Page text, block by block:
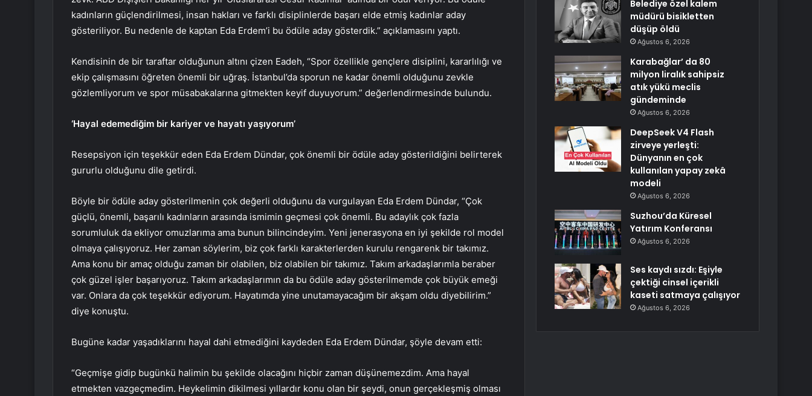
kadınların güçlendirilmesi, insan hakları ve farklı disiplinlerde başarı elde etmiş kadınlar aday
gösteriliyor. Bu nedenle de kaptan Eda Erdem’i bu ödüle aday gösterdik.” açıklamasını yaptı.
Kendisinin de bir taraftar olduğunun altını çizen Eadeh, “Spor özellikle gençlere disiplini, kararlılığı ve
ekip çalışmasını öğreten önemli bir uğraş. İstanbul’da sporun ne kadar önemli olduğunu zevkle
gözlemliyorum ve spor müsabakalarına gitmekten keyif duyuyorum.” değerlendirmesinde bulundu.
‘Hayal edemediğim bir kariyer ve hayatı yaşıyorum’
Resepsiyon için teşekkür eden Eda Erdem Dündar, çok önemli bir ödüle aday gösterildiğini belirterek
gururlu olduğunu dile getirdi.
Böyle bir ödüle aday gösterilmenin çok değerli olduğunu da vurgulayan Eda Erdem Dündar, “Çok
güçlü, önemli, başarılı kadınların arasında ismimin geçmesi çok önemli. Bu adaylık çok fazla
sorumluluk da ekliyor omuzlarıma ama bunun bilincindeyim. Yeni jenerasyona en iyi şekilde rol model
olmaya çalışıyoruz. Her zaman söylerim, biz çok farklı karakterlerden kurulu rengarenk bir takımız.
Ama konu bir amaç olduğu zaman bir olabilen, biz olabilen bir takımız. Takım arkadaşlarımla beraber
çok güzel işler başarıyoruz. Takım arkadaşlarımın da bu ödüle aday gösterilmemde çok büyük emeği
var. Onlara da çok teşekkür ediyorum. Hayatımda yine unutamayacağım bir akşam oldu diyebilirim.”
diye konuştu.
Bugüne kadar yaşadıklarını hayal dahi etmediğini kaydeden Eda Erdem Dündar, şöyle devam etti:
“Geçmişe gidip bugünkü halimin bu şekilde olacağını hiçbir zaman düşünemezdim. Ama hayal
etmekten vazgeçmedim. Heykelimin dikilmesi yıllardır konu olan bir şeydi, onun gerçekleşmiş olması
Belediye özel kalem
müdürü bisikletten
düşüp öldü
Ağustos 6, 2026
Karabağlar’ da 80
milyon liralık sahipsiz
atık yükü meclis
gündeminde
Ağustos 6, 2026
DeepSeek V4 Flash
zirveye yerleşti:
Dünyanın en çok
kullanılan yapay zekâ
modeli
Ağustos 6, 2026
Suzhou’da Küresel
Yatırım Konferansı
Ağustos 6, 2026
Ses kaydı sızdı: Eşiyle
çektiği cinsel içerikli
kaseti satmaya çalışıyor
Ağustos 6, 2026